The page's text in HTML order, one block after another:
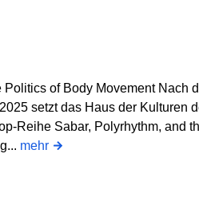
Politics of Body Movement Nach
setzt das Haus der Kulturen
Reihe Sabar, Polyrhythm, and
mehr